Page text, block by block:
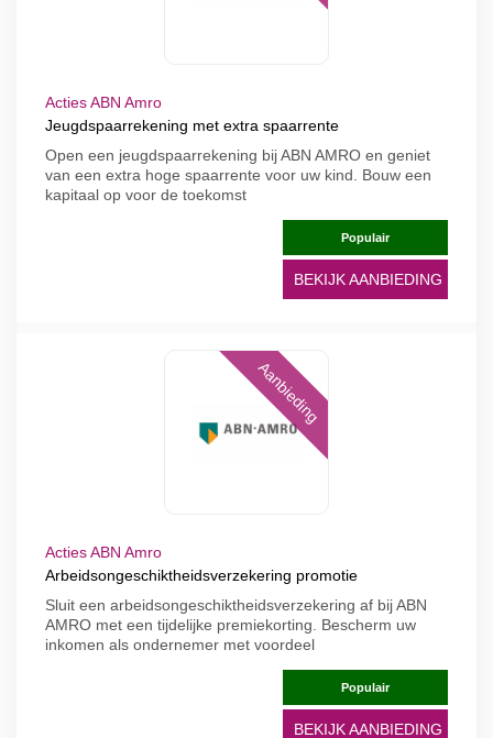
Acties ABN Amro
Jeugdspaarrekening met extra spaarrente
Open een jeugdspaarrekening bij ABN AMRO en geniet
van een extra hoge spaarrente voor uw kind. Bouw een
kapitaal op voor de toekomst
Populair
BEKIJK AANBIEDING
Aanbieding
Acties ABN Amro
Arbeidsongeschiktheidsverzekering promotie
Sluit een arbeidsongeschiktheidsverzekering af bij ABN
AMRO met een tijdelijke premiekorting. Bescherm uw
inkomen als ondernemer met voordeel
Populair
BEKIJK AANBIEDING